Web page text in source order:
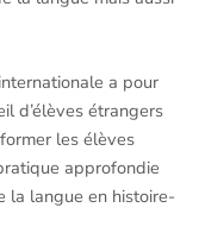
a pour
d’élèves étrangers
les élèves
approfondie
la langue en histoire-